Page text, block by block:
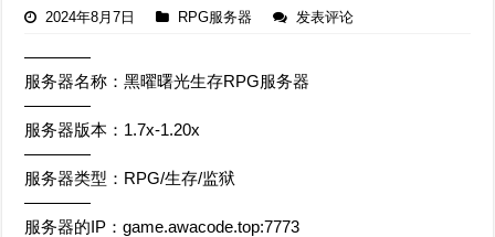
2024年8月7日 RPG服务器 发表评论
————
服务器名称：黑曜曙光生存RPG服务器
————
服务器版本：1.7x-1.20x
————
服务器类型：RPG/生存/监狱
————
服务器的IP：game.awacode.top:7773